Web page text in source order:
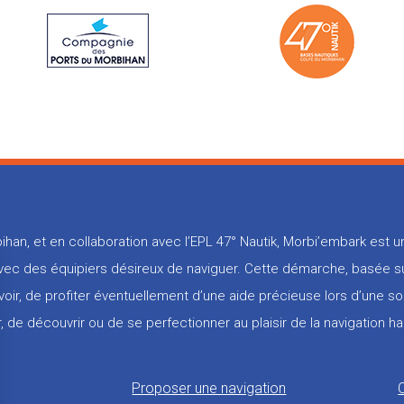
et en collaboration avec l’EPL 47° Nautik, Morbi’embark
des équipiers désireux de naviguer. Cette démarche, basée
de profiter éventuellement d’une aide précieuse lors d’une
de découvrir ou de se perfectionner au plaisir de la navigation
Proposer une navigation